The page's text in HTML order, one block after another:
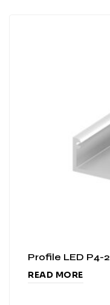
Profile LED P4-2
READ MORE